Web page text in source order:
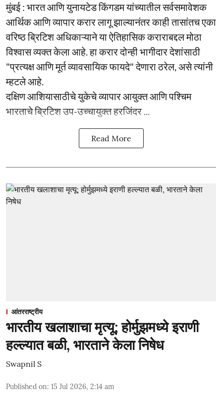
मुंबई : भारत आणि युनायटेड किंगडम यांच्यातील सर्वसमावेशक
आर्थिक आणि व्यापार करार लागू झाल्यानंतर काही तासांतच एका
वरिष्ठ ब्रिटिश अधिकाऱ्याने या ऐतिहासिक कराराबद्दल मोठा
विश्वास व्यक्त केला आहे. हा करार दोन्ही भागीदार देशांसाठी
"प्रत्यक्ष आणि मूर्त व्यावसायिक फायदे" देणारा ठरेल, असे त्यांनी
म्हटले आहे.
दक्षिण आशियासाठीचे युकेचे व्यापार आयुक्त आणि पश्चिम
भारताचे ब्रिटिश उप-उच्चायुक्त हरजिंदर ...
Read More
आंतरराष्ट्रीय
भारतीय खलाशाचा मृत्यू; होर्मुझमध्ये इराणी
हल्ल्यात बळी, भारताने केला निषेध
Swapnil S
Published on: 15 Jul 2026, 2:14 am